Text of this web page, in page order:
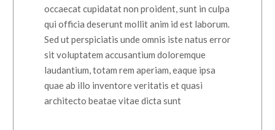
occaecat cupidatat non proident, sunt in culpa
qui officia deserunt mollit anim id est laborum.
Sed ut perspiciatis unde omnis iste natus error
sit voluptatem accusantium doloremque
laudantium, totam rem aperiam, eaque ipsa
quae ab illo inventore veritatis et quasi
architecto beatae vitae dicta sunt